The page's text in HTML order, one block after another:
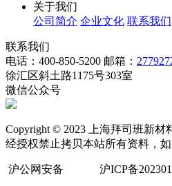
关于我们
公司简介 企业文化 联系我们
联系我们
电话：400-850-5200 邮箱：
徐汇区斜土路1175号303室
微信公众号
Copyright © 2023 上海拜司班新
经授权禁止拷贝本站所有资料，
沪公网安备 沪ICP备